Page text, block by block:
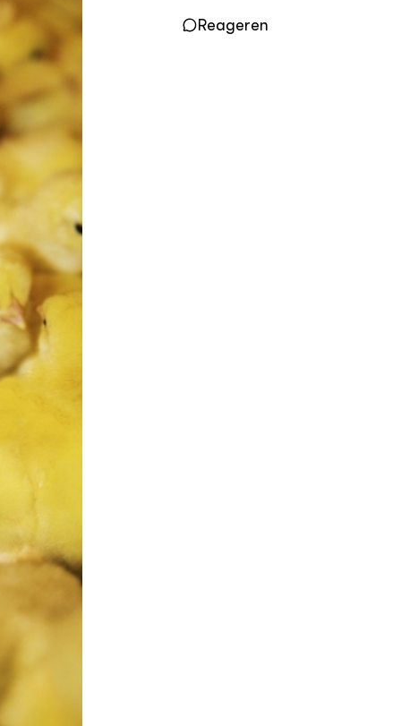
GROEN KENNISNET
Over ons
Contact
ENGLISH
Search the Knowledge base
Reageren